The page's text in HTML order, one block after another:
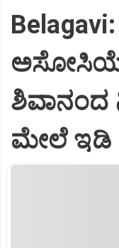
ಶಿವಾನಂದ
ಮೇಲೆ ಇಡಿ‌